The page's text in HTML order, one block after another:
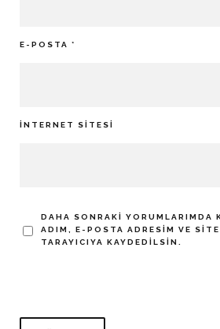
E-POSTA *
İNTERNET SITESI
DAHA SONRAKI YORUMLARIMDA
ADIM, E-POSTA ADRESIM VE SITE
TARAYICIYA KAYDEDILSIN.